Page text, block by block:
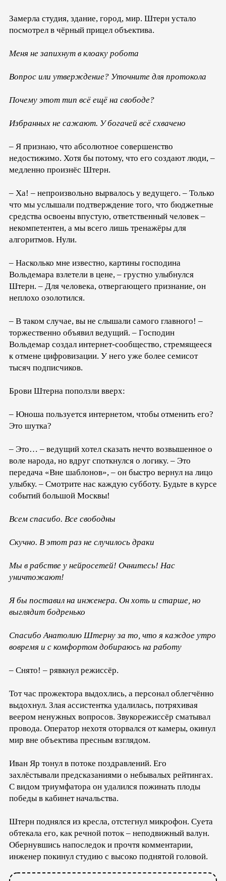
Замерла студия, здание, город, мир. Штерн устало
посмотрел в чёрный прицел объектива.
Меня не запихнут в клоаку робота
Вопрос или утверждение? Уточните для протокола
Почему этот тип всё ещё на свободе?
Избранных не сажают. У богачей всё схвачено
– Я признаю, что абсолютное совершенство
недостижимо. Хотя бы потому, что его создают люди, –
медленно произнёс Штерн.
– Ха! – непроизвольно вырвалось у ведущего. – Только
что мы услышали подтверждение того, что бюджетные
средства освоены впустую, ответственный человек –
некомпетентен, а мы всего лишь тренажёры для
алгоритмов. Нули.
– Насколько мне известно, картины господина
Вольдемара взлетели в цене, – грустно улыбнулся
Штерн. – Для человека, отвергающего признание, он
неплохо озолотился.
– В таком случае, вы не слышали самого главного! –
торжественно объявил ведущий. – Господин
Вольдемар создал интернет-сообщество, стремящееся
к отмене цифровизации. У него уже более семисот
тысяч подписчиков.
Брови Штерна поползли вверх:
– Юноша пользуется интернетом, чтобы отменить его?
Это шутка?
– Это… – ведущий хотел сказать нечто возвышенное о
воле народа, но вдруг споткнулся о логику. – Это
передача «Вне шаблонов», – он быстро вернул на лицо
улыбку. – Смотрите нас каждую субботу. Будьте в курсе
событий большой Москвы!
Всем спасибо. Все свободны
Скучно. В этот раз не случилось драки
Мы в рабстве у нейросетей! Очнитесь! Нас
уничтожают!
Я бы поставил на инженера. Он хоть и старше, но
выглядит бодренько
Спасибо Анатолию Штерну за то, что я каждое утро
вовремя и с комфортом добираюсь на работу
– Снято! – рявкнул режиссёр.
Тот час прожектора выдохлись, а персонал облегчённо
выдохнул. Злая ассистентка удалилась, потряхивая
веером ненужных вопросов. Звукорежиссёр сматывал
провода. Оператор нехотя оторвался от камеры, окинул
мир вне объектива пресным взглядом.
Иван Яр тонул в потоке поздравлений. Его
захлёстывали предсказаниями о небывалых рейтингах.
С видом триумфатора он удалился пожинать плоды
победы в кабинет начальства.
Штерн поднялся из кресла, отстегнул микрофон. Суета
обтекала его, как речной поток – неподвижный валун.
Обернувшись напоследок и прочтя комментарии,
инженер покинул студию с высоко поднятой головой.